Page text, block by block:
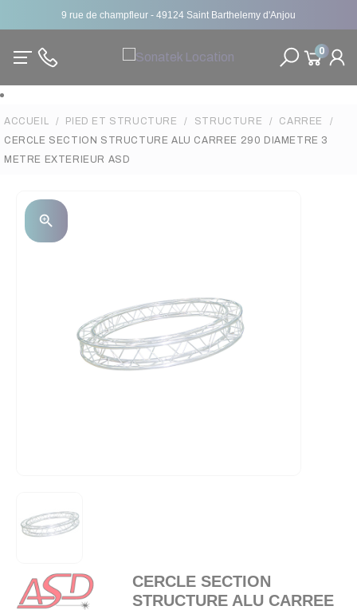
9 rue de champfleur - 49124 Saint Barthelemy d'Anjou
0
ACCUEIL PIED ET STRUCTURE STRUCTURE
CARREE
CERCLE SECTION STRUCTURE ALU CARREE 290 DIAMETRE 3
METRE EXTERIEUR ASD
zoom_in
CERCLE SECTION
STRUCTURE ALU CARREE